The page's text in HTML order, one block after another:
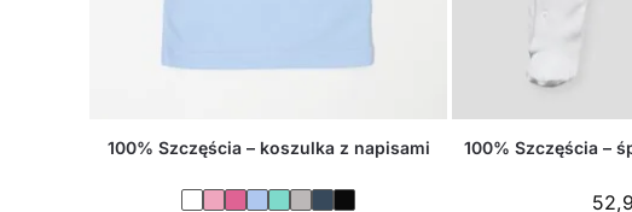
100% Szczęścia – koszulka z napisami 100% Szczęścia –